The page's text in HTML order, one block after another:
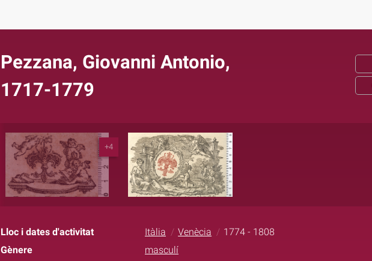
Pezzana, Giovanni Antonio,
1717-1779
+4
Lloc i dates d'activitat Itàlia Venècia
1774 - 1808
Gènere
masculí